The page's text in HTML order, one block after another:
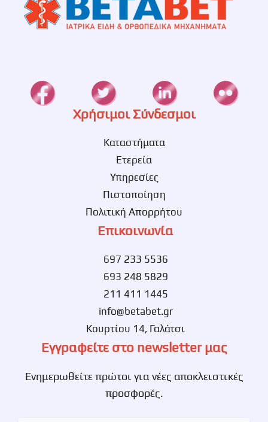
Χρήσιμοι Σύνδεσμοι
Καταστήματα
Ετερεία
Υπηρεσίες
Πιστοποίηση
Πολιτική Απορρήτου
Επικοινωνία
697 233 5536
693 248 5829
211 411 1445
info@betabet.gr
Κουρτίου 14, Γαλάτσι
Εγγραφείτε στο newsletter μας
Ενημερωθείτε πρώτοι για νέες αποκλειστικές
προσφορές.